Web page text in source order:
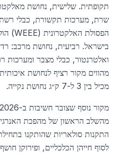
תקופתית. שלישית, נחושת
שרת, מערכות תקשורת, כבלי רשת
בישראל. רביעית, נחושת מרכב:
ואלטרנטור, כבלי מצבר ומערכות
מהווים מקור רציף לנחושת
מכיל בין 3 ל-7 ק״ג נחושת נקייה.
מהשלב הראשון של מהפכת
לסוף חייהן הכלכליים, ופירוקן